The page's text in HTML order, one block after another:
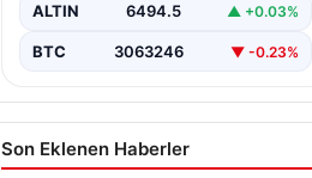
ALTIN 6494.5 ▲ +0.03%
BTC 3063246 ▼ -0.23%
Son Eklenen Haberler